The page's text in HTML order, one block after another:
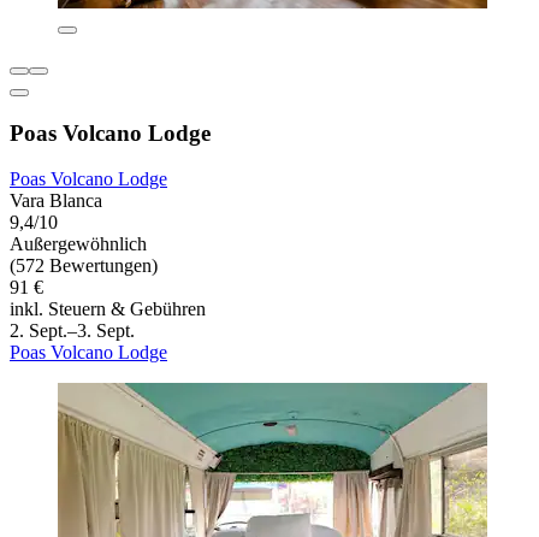
Poas Volcano Lodge
Poas Volcano Lodge
Vara Blanca
9,4/10
Außergewöhnlich
(572 Bewertungen)
91 €
inkl. Steuern & Gebühren
2. Sept.–3. Sept.
Poas Volcano Lodge